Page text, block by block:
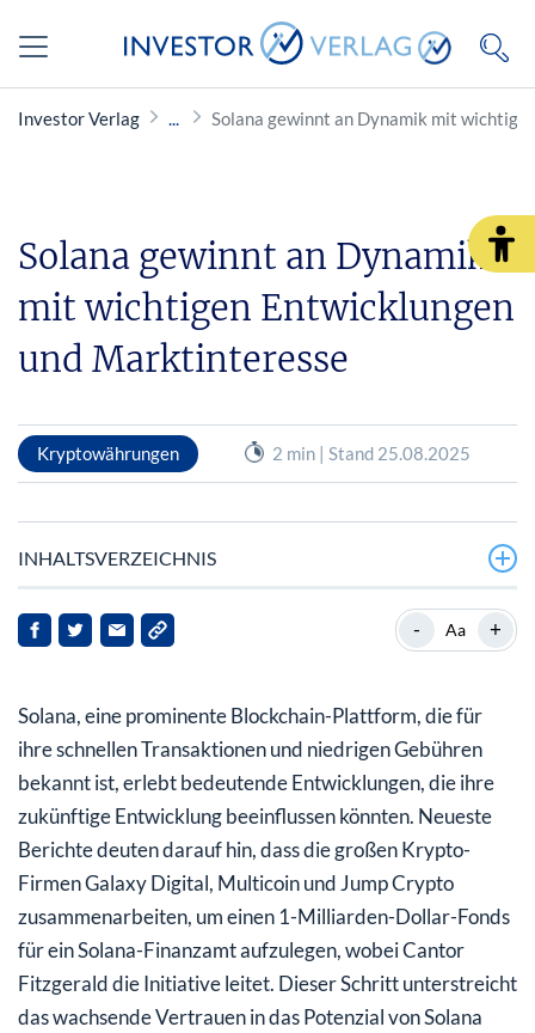
Investor Verlag Solana gewinnt an Dynamik mit
Solana gewinnt an Dynamik
mit wichtigen Entwicklungen
und Marktinteresse
Kryptowährungen 2 min | Stand 25.08.2025
INHALTSVERZEICHNIS
Marktdynamik und Interesse der Investoren
Institutionelles Interesse und ETF-Entwicklungen
Implikationen und Ausblick für die Zukunft
- Aa +
Solana, eine prominente Blockchain-Plattform, die für
ihre schnellen Transaktionen und niedrigen Gebühren
bekannt ist, erlebt bedeutende Entwicklungen, die ihre
zukünftige Entwicklung beeinflussen könnten. Neueste
Berichte deuten darauf hin, dass die großen Krypto-
Firmen Galaxy Digital, Multicoin und Jump Crypto
zusammenarbeiten, um einen 1-Milliarden-Dollar-Fonds
für ein Solana-Finanzamt aufzulegen, wobei Cantor
Fitzgerald die Initiative leitet. Dieser Schritt unterstreicht
das wachsende Vertrauen in das Potenzial von Solana